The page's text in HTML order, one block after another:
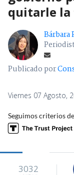
quitarle la
Bárbara
Publicado por
Viernes 07 Agosto,
Seguimos criterios de
3032